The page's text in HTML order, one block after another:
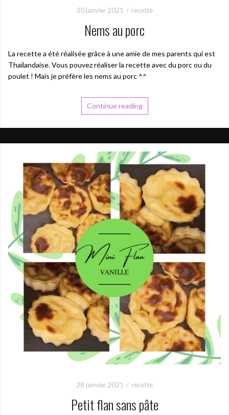
30 janvier 2021 recette
Nems au porc
La recette a été réalisée grâce à une amie de mes parents qui est
Thaïlandaise. Vous pouvez réaliser la recette avec du porc ou du
poulet ! Mais je préfère les nems au porc ^^
Continue reading
28 janvier 2021 recette
Petit flan sans pâte